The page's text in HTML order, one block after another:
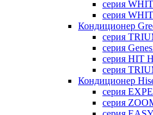
серия
серия
Кондиционер
серия
серия
серия HIT
серия
Кондиционер
серия
серия